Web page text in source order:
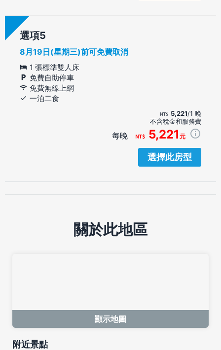
選項
8月19日(星期三)前可免費取消
1 張標準雙人床
免費自助停車
免費無線上網
一泊二食
5,221/1 晚
不含稅金和服務費
每晚 5,221 元
選擇此房型
關於此地區
顯示地圖
附近景點